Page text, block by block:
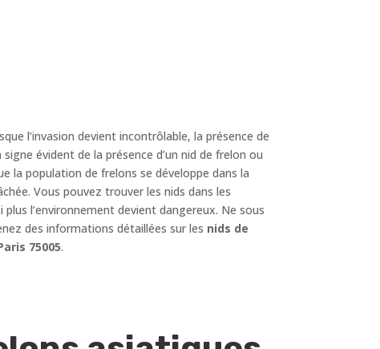
l’invasion devient incontrôlable, la présence de
évident de la présence d’un nid de frelon ou
la population de frelons se développe dans la
Vous pouvez trouver les nids dans les
l’environnement devient dangereux. Ne sous
des informations détaillées sur les nids de
75005.